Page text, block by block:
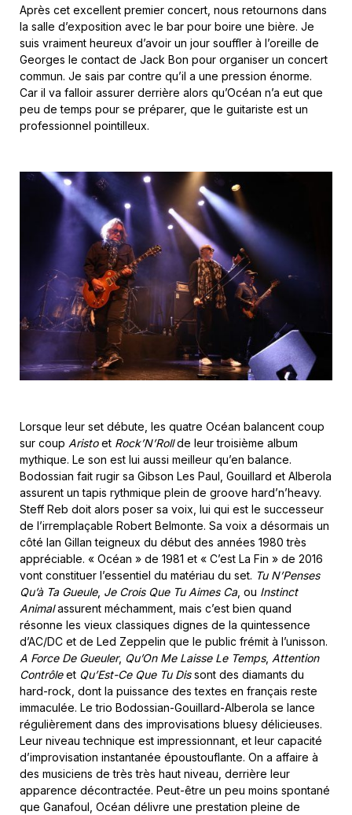
Après cet excellent premier concert, nous retournons dans
la salle d’exposition avec le bar pour boire une bière. Je
suis vraiment heureux d’avoir un jour souffler à l’oreille de
Georges le contact de Jack Bon pour organiser un concert
commun. Je sais par contre qu’il a une pression énorme.
Car il va falloir assurer derrière alors qu’Océan n’a eut que
peu de temps pour se préparer, que le guitariste est un
professionnel pointilleux.
Lorsque leur set débute, les quatre Océan balancent coup
sur coup Aristoet Rock’N’Rollde leur troisième album
mythique. Le son est lui aussi meilleur qu’en balance.
Bodossian fait rugir sa Gibson Les Paul, Gouillard et Alberola
assurent un tapis rythmique plein de groove hard’n’heavy.
Steff Reb doit alors poser sa voix, lui qui est le successeur
de l’irremplaçable Robert Belmonte. Sa voix a désormais un
côté Ian Gillan teigneux du début des années 1980 très
appréciable. « Océan » de 1981 et « C’est La Fin » de 2016
vont constituer l’essentiel du matériau du set. Tu N’Penses
Qu’à Ta Gueule, Je Crois Que Tu Aimes Ca, ou Instinct
Animalassurent méchamment, mais c’est bien quand
résonne les vieux classiques dignes de la quintessence
d’AC/DC et de Led Zeppelin que le public frémit à l’unisson.
A Force De Gueuler, Qu’On Me Laisse Le Temps, Attention
Contrôleet Qu’Est-Ce Que Tu Dissont des diamants du
hard-rock, dont la puissance des textes en français reste
immaculée. Le trio Bodossian-Gouillard-Alberola se lance
régulièrement dans des improvisations bluesy délicieuses.
Leur niveau technique est impressionnant, et leur capacité
d’improvisation instantanée époustouflante. On a affaire à
des musiciens de très très haut niveau, derrière leur
apparence décontractée. Peut-être un peu moins spontané
que Ganafoul, Océan délivre une prestation pleine de